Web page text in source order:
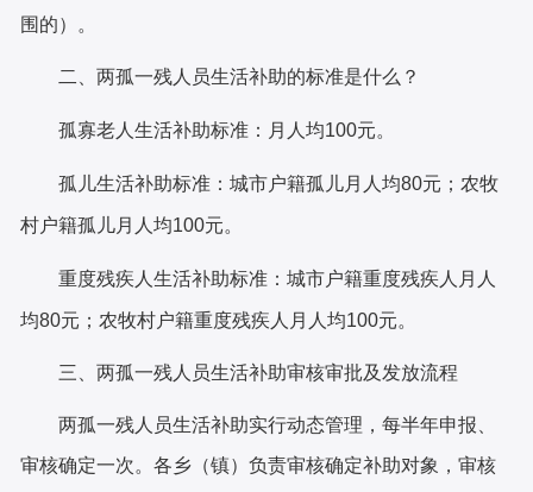
围的）。
二、两孤一残人员生活补助的标准是什么？
孤寡老人生活补助标准 ：月人均100元。
孤儿生活补助标准：城市户籍孤儿月人均80元；农牧
村户籍孤儿月人均100元。
重度残疾人生活补助标准：城市户籍重度残疾人月人
均80元；农牧村户籍重度残疾人月人均100元。
三、两孤一残人员生活补助审核审批及发放流程
两孤一残人员生活补助实行动态管理，每半年申报、
审核确定一次。各乡（镇）负责审核确定补助对象 ，审核